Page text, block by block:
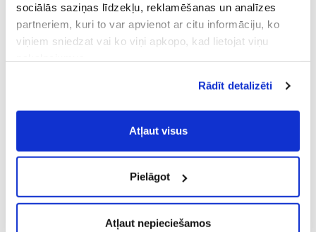
sociālās saziņas līdzekļu, reklamēšanas un analīzes
partneriem, kuri to var apvienot ar citu informāciju, ko
viņiem sniedzat vai ko viņi apkopo, kad lietojat viņu
Vispārīgiem vietnes lietošanas
noteikumiem(saīsināti - VVLN).
Rādīt detalizēti
Atļaut visus
Pielāgot
Atļaut nepieciešamos